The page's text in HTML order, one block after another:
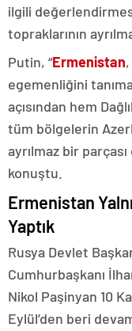
ilgili
topraklarının
Putin, “Ermenistan
egemenliğini
açısından hem
tüm bölgelerin
ayrılmaz bir
konuştu.
Ermenistan
Yaptık
Rusya Devlet
Cumhurbaşkanı
Nikol Paşinyan 10
Eylül’den beri